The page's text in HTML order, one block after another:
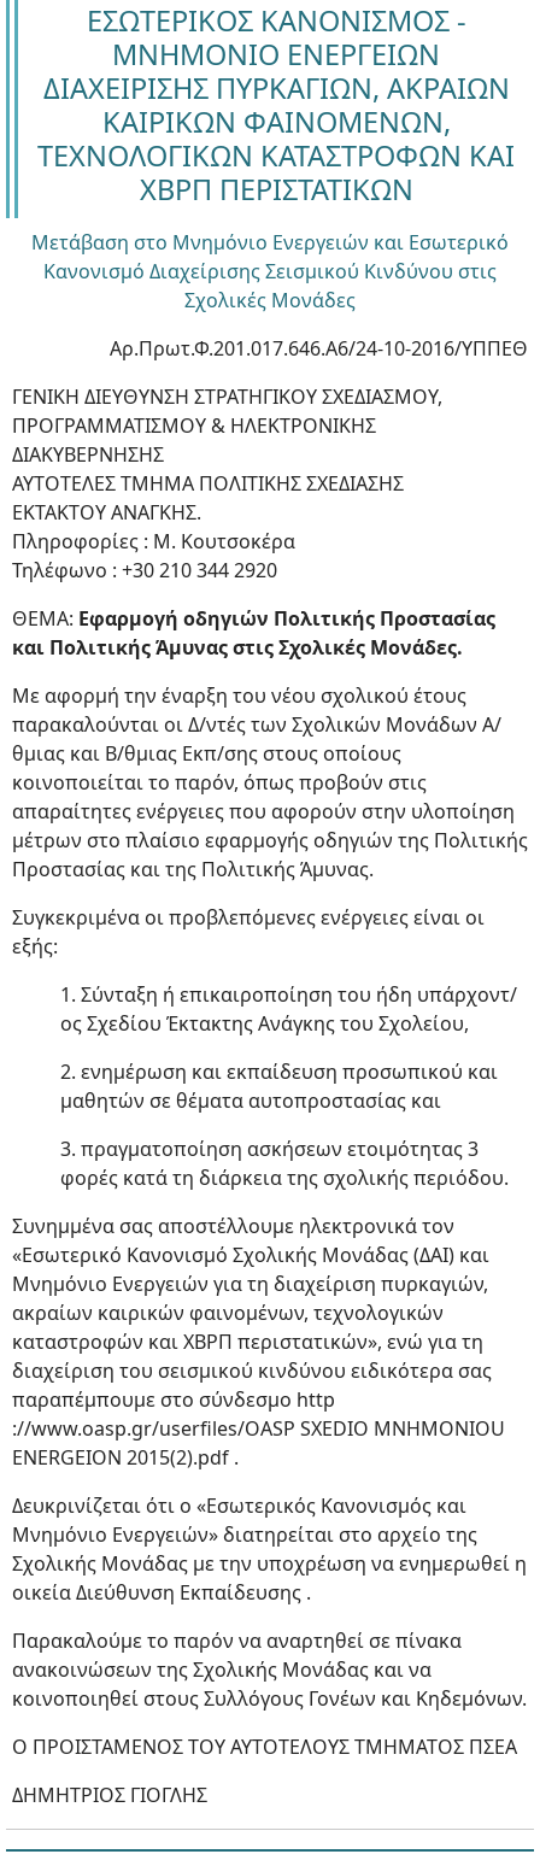
ΕΣΩΤΕΡΙΚΟΣ ΚΑΝΟΝΙΣΜΟΣ -
ΜΝΗΜΟΝΙΟ ΕΝΕΡΓΕΙΩΝ
ΔΙΑΧΕΙΡΙΣΗΣ ΠΥΡΚΑΓΙΩΝ, ΑΚΡΑΙΩΝ
ΚΑΙΡΙΚΩΝ ΦΑΙΝΟΜΕΝΩΝ,
ΤΕΧΝΟΛΟΓΙΚΩΝ ΚΑΤΑΣΤΡΟΦΩΝ ΚΑΙ
ΧΒΡΠ ΠΕΡΙΣΤΑΤΙΚΩΝ
Μετάβαση στο Μνημόνιο Ενεργειών και Εσωτερικό
Κανονισμό Διαχείρισης Σεισμικού Κινδύνου στις
Σχολικές Μονάδες
Αρ.Πρωτ.Φ.201.017.646.Α6/24-10-2016/ΥΠΠΕΘ
ΓΕΝΙΚΗ ΔΙΕΥΘΥΝΣΗ ΣΤΡΑΤΗΓΙΚΟΥ ΣΧΕΔΙΑΣΜΟΥ,
ΠΡΟΓΡΑΜΜΑΤΙΣΜΟΥ & ΗΛΕΚΤΡΟΝΙΚΗΣ
ΔΙΑΚΥΒΕΡΝΗΣΗΣ
ΑΥΤΟΤΕΛΕΣ ΤΜΗΜΑ ΠΟΛΙΤΙΚΗΣ ΣΧΕΔΙΑΣΗΣ
ΕΚΤΑΚΤΟΥ ΑΝΑΓΚΗΣ.
Πληροφορίες : Μ. Κουτσοκέρα
Τηλέφωνο : +30 210 344 2920
ΘΕΜΑ: Εφαρμογή οδηγιών Πολιτικής Προστασίας
και Πολιτικής Άμυνας στις Σχολικές Μονάδες.
Με αφορμή την έναρξη του νέου σχολικού έτους
παρακαλούνται οι Δ/ντές των Σχολικών Μονάδων Α/
θμιας και Β/θμιας Εκπ/σης στους οποίους
κοινοποιείται το παρόν, όπως προβούν στις
απαραίτητες ενέργειες που αφορούν στην υλοποίηση
μέτρων στο πλαίσιο εφαρμογής οδηγιών της Πολιτικής
Προστασίας και της Πολιτικής Άμυνας.
Συγκεκριμένα οι προβλεπόμενες ενέργειες είναι οι
εξής:
1. Σύνταξη ή επικαιροποίηση του ήδη υπάρχοντ/
ος Σχεδίου Έκτακτης Ανάγκης του Σχολείου,
2. ενημέρωση και εκπαίδευση προσωπικού και
μαθητών σε θέματα αυτοπροστασίας και
3. πραγματοποίηση ασκήσεων ετοιμότητας 3
φορές κατά τη διάρκεια της σχολικής περιόδου.
Συνημμένα σας αποστέλλουμε ηλεκτρονικά τον
«Εσωτερικό Κανονισμό Σχολικής Μονάδας (ΔΑΙ) και
Μνημόνιο Ενεργειών για τη διαχείριση πυρκαγιών,
ακραίων καιρικών φαινομένων, τεχνολογικών
καταστροφών και ΧΒΡΠ περιστατικών», ενώ για τη
διαχείριση του σεισμικού κινδύνου ειδικότερα σας
παραπέμπουμε στο σύνδεσμο http
://www.oasp.gr/userfiles/OASP SXEDIO MNHMONIOU
ENERGEION 2015(2).pdf .
Δευκρινίζεται ότι ο «Εσωτερικός Κανονισμός και
Μνημόνιο Ενεργειών» διατηρείται στο αρχείο της
Σχολικής Μονάδας με την υποχρέωση να ενημερωθεί η
οικεία Διεύθυνση Εκπαίδευσης .
Παρακαλούμε το παρόν να αναρτηθεί σε πίνακα
ανακοινώσεων της Σχολικής Μονάδας και να
κοινοποιηθεί στους Συλλόγους Γονέων και Κηδεμόνων.
Ο ΠΡΟΙΣΤΑΜΕΝΟΣ ΤΟΥ ΑΥΤΟΤΕΛΟΥΣ ΤΜΗΜΑΤΟΣ ΠΣΕΑ
ΔΗΜΗΤΡΙΟΣ ΓΙΟΓΛΗΣ